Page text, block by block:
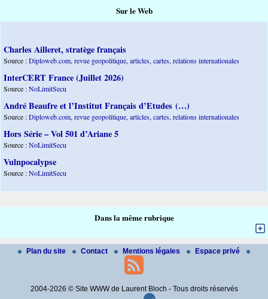
Sur le Web
Charles Ailleret, stratège français
Source :Diploweb.com, revue geopolitique, articles, cartes, relations internationales
InterCERT France (Juillet 2026)
Source :NoLimitSecu
André Beaufre et l’Institut Français d’Etudes (…)
Source :Diploweb.com, revue geopolitique, articles, cartes, relations internationales
Hors Série – Vol 501 d’Ariane 5
Source :NoLimitSecu
Vulnpocalypse
Source :NoLimitSecu
Dans la même rubrique
Plan du site Contact Mentions légales Espace privé
2004-2026 © Site WWW de Laurent Bloch - Tous droits réservés